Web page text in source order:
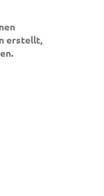
erstellt,